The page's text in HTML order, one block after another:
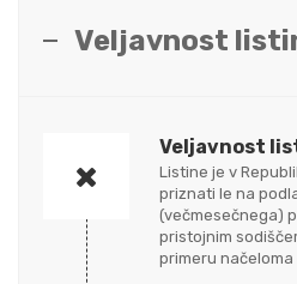
Veljavnost
Veljavnost
Listine je v
priznati le na
(večmesečnega)
pristojnim
primeru